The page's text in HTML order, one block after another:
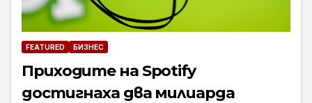
FEATURED БИЗНЕС
Приходите на Spotify
достигнаха два милиарда